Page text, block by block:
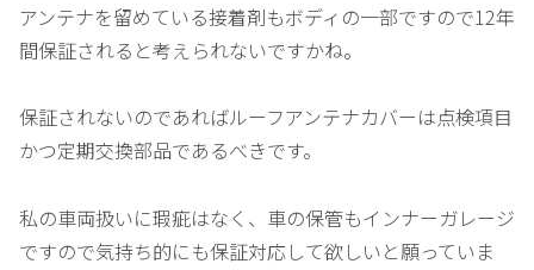
アンテナを留めている接着剤もボディの一部ですので12年
間保証されると考えられないですかね。
保証されないのであればルーフアンテナカバーは点検項目
かつ定期交換部品であるべきです。
私の車両扱いに瑕疵はなく、車の保管もインナーガレージ
ですので気持ち的にも保証対応して欲しいと願っていま